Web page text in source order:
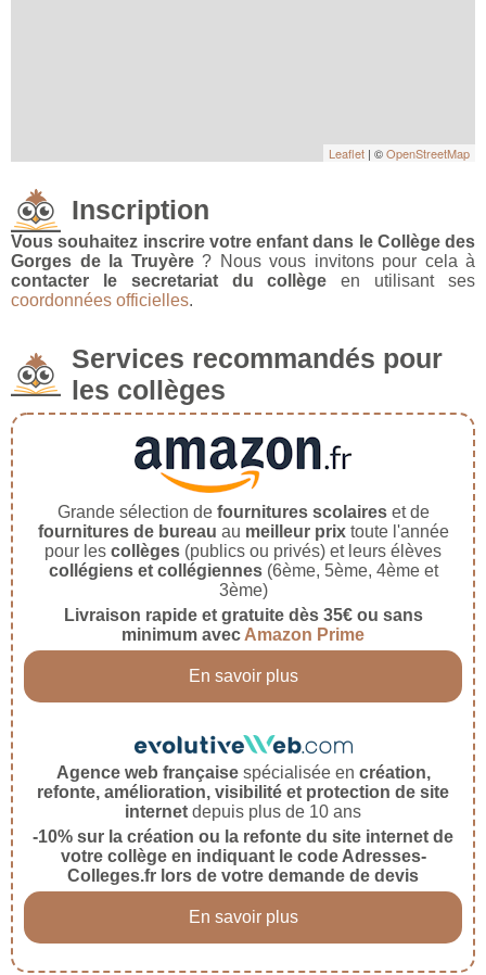
Leaflet | ©OpenStreetMap
Inscription
Vous souhaitez inscrire votre enfant dans le Collège des
Gorges de la Truyère? Nous vous invitons pour cela à
contacter le secretariat du collège en utilisant ses
coordonnées officielles.
Services recommandés pour
les collèges
Grande sélection de fournitures scolaireset de
fournitures de bureau au meilleur prixtoute l'année
pour les collèges (publics ou privés) et leurs élèves
collégiens et collégiennes(6ème, 5ème, 4ème et
3ème)
Livraison rapide et gratuite dès 35€ ou sans
minimum avec Amazon Prime
En savoir plus
Agence web françaisespécialisée en création,
refonte, amélioration, visibilité et protection de site
internet depuis plus de 10 ans
-10% sur la création ou la refonte du site internet de
votre collège en indiquant le code Adresses-
Colleges.fr lors de votre demande de devis
En savoir plus